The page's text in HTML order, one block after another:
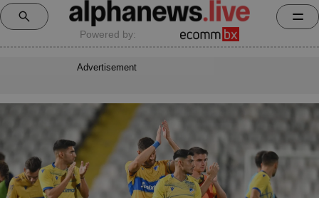
Powered by:
Advertisement